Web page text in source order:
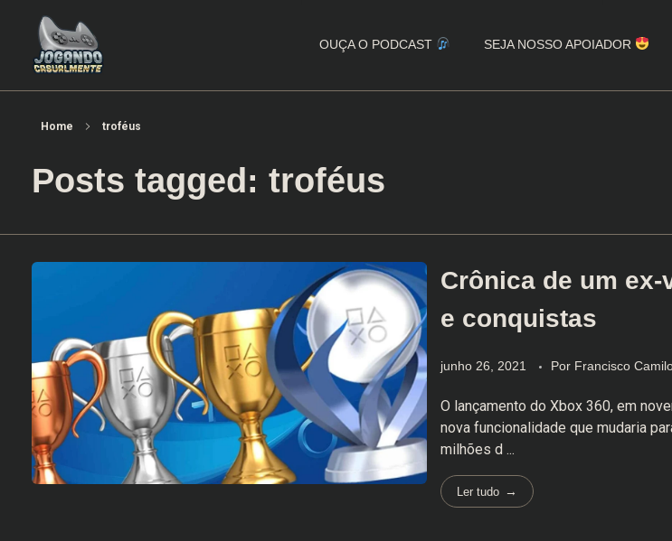
OUÇA O PODCAST SEJA NOSSO APOIADOR
Home troféus
Posts tagged: troféus
Crônica de um
e conquistas
junho 26, 2021 Por Francisco
O lançamento do Xbox 360, em
nova funcionalidade que mudaria
milhões d ...
Ler tudo